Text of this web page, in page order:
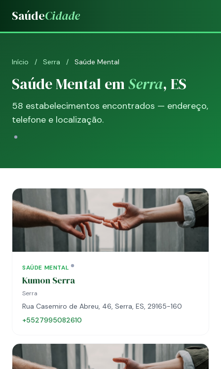
SaúdeCidade
Início / Serra / Saúde Mental
Saúde Mental emSerra, ES
58 estabelecimentos encontrados — endereço,
telefone e localização.
SAÚDE MENTAL
Kumon Serra
Serra
Rua Casemiro de Abreu, 46, Serra, ES, 29165-160
+5527995082610